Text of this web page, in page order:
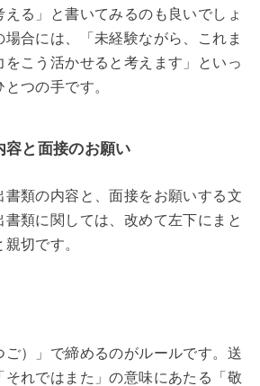
る」と書いてみるのも良いでしょ
場合には、「未経験ながら、これま
をこう活かせると考えます」といっ
つの手です。
容と面接のお願い
書類の内容と、面接をお願いする文
類に関しては、改めて左下にまと
切です。
ご）」で締めるのがルールです。送
それではまた」の意味にあたる「敬